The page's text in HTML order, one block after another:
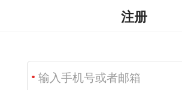
注册